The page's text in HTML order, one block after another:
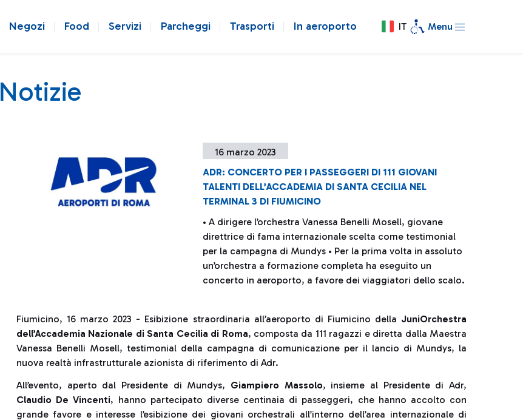
Negozi Food Servizi Parcheggi Trasporti In aeroporto IT Menu
Notizie
16 marzo 2023
ADR: CONCERTO PER I PASSEGGERI DI 111 GIOVANI
TALENTI DELL’ACCADEMIA DI SANTA CECILIA NEL
TERMINAL 3 DI FIUMICINO
• A dirigere l’orchestra Vanessa Benelli Mosell, giovane
direttrice di fama internazionale scelta come testimonial
per la campagna di Mundys • Per la prima volta in assoluto
un’orchestra a formazione completa ha eseguito un
concerto in aeroporto, a favore dei viaggiatori dello scalo.
Fiumicino, 16 marzo 2023 - Esibizione straordinaria all’aeroporto di Fiumicino della JuniOrchestra
dell’Accademia Nazionale di Santa Cecilia di Roma, composta da 111 ragazzi e diretta dalla Maestra
Vanessa Benelli Mosell, testimonial della campagna di comunicazione per il lancio di Mundys, la
nuova realtà infrastrutturale azionista di riferimento di Adr.
All’evento, aperto dal Presidente di Mundys, Giampiero Massolo, insieme al Presidente di Adr,
Claudio De Vincenti, hanno partecipato diverse centinaia di passeggeri, che hanno accolto con
grande favore e interesse l’esibizione dei giovani orchestrali all’interno dell’area internazionale di